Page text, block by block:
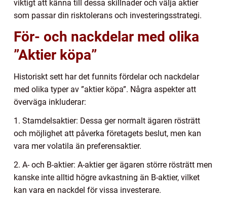
viktigt att känna till dessa skillnader och välja aktier
som passar din risktolerans och investeringsstrategi.
För- och nackdelar med olika
”Aktier köpa”
Historiskt sett har det funnits fördelar och nackdelar
med olika typer av ”aktier köpa”. Några aspekter att
överväga inkluderar:
1. Stamdelsaktier: Dessa ger normalt ägaren rösträtt
och möjlighet att påverka företagets beslut, men kan
vara mer volatila än preferensaktier.
2. A- och B-aktier: A-aktier ger ägaren större rösträtt men
kanske inte alltid högre avkastning än B-aktier, vilket
kan vara en nackdel för vissa investerare.